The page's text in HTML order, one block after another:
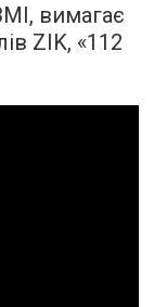
вимагає
ZIK, «112